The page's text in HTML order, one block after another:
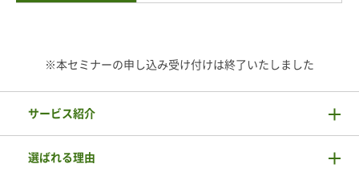
※本セミナーの申し込み受け付けは終了いたしました
サービス紹介
選ばれる理由